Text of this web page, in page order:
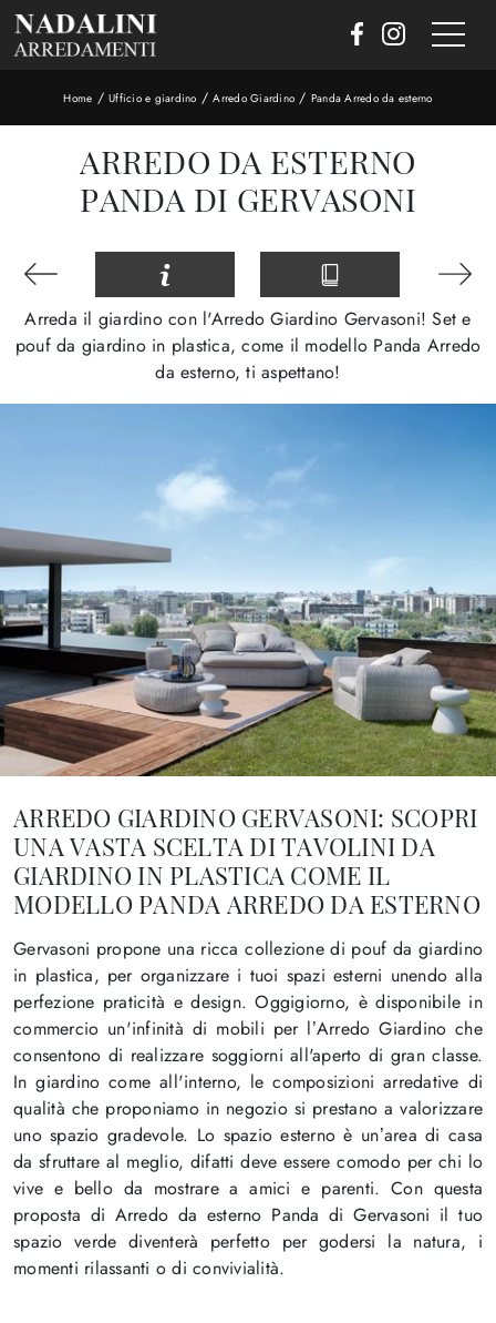
Home /Ufficio e giardino /Arredo Giardino / Panda Arredo da esterno
ARREDO DA ESTERNO
PANDA DI GERVASONI
Arreda il giardino con l'Arredo Giardino Gervasoni! Set e
pouf da giardino in plastica, come il modello Panda Arredo
da esterno, ti aspettano!
ARREDO GIARDINO GERVASONI: SCOPRI
UNA VASTA SCELTA DI TAVOLINI DA
GIARDINO IN PLASTICA COME IL
MODELLO PANDA ARREDO DA ESTERNO
Gervasoni propone una ricca collezione di pouf da giardino
in plastica, per organizzare i tuoi spazi esterni unendo alla
perfezione praticità e design. Oggigiorno, è disponibile in
commercio un'infinità di mobili per l’Arredo Giardino che
consentono di realizzare soggiorni all'aperto di gran classe.
In giardino come all'interno, le composizioni arredative di
qualità che proponiamo in negozio si prestano a valorizzare
uno spazio gradevole. Lo spazio esterno è un’area di casa
da sfruttare al meglio, difatti deve essere comodo per chi lo
vive e bello da mostrare a amici e parenti. Con questa
proposta di Arredo da esterno Panda di Gervasoni il tuo
spazio verde diventerà perfetto per godersi la natura, i
momenti rilassanti o di convivialità.